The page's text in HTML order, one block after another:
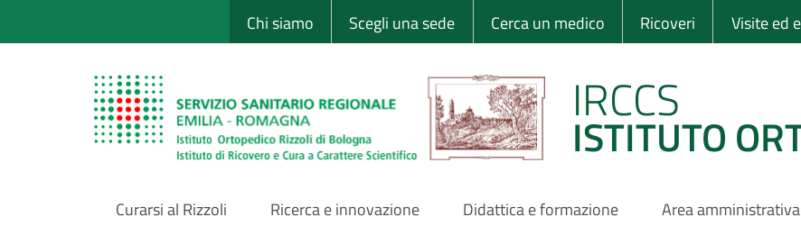
al
Sito Web Istituto Ortopedico
Chi siamo Scegli una sede Cerca un medico Ricoveri Visite ed
IRCCS
ISTITUTO
Curarsi al Rizzoli Ricerca e innovazione Didattica e formazione Area amministrativa